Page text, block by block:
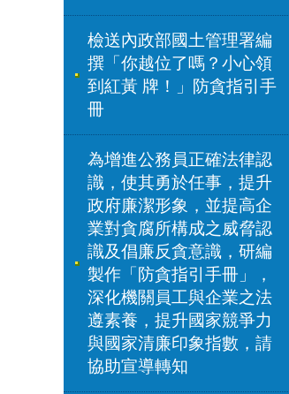
檢送內政部國土管理署編
撰「你越位了嗎？小心領
到紅黃 牌！」防貪指引手
冊
為增進公務員正確法律認
識，使其勇於任事，提升
政府廉潔形象，並提高企
業對貪腐所構成之威脅認
識及倡廉反貪意識，研編
製作「防貪指引手冊」，
深化機關員工與企業之法
遵素養，提升國家競爭力
與國家清廉印象指數，請
協助宣導轉知